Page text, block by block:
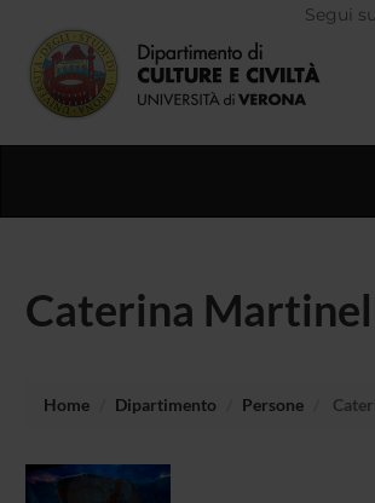
Segui su
Caterina
Home Dipartimento Persone